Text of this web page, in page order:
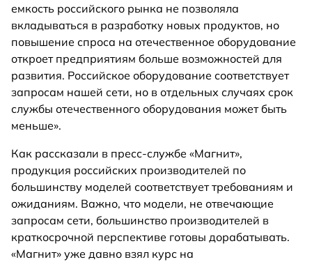
емкость российского рынка не позволяла
вкладываться в разработку новых продуктов, но
повышение спроса на отечественное оборудование
откроет предприятиям больше возможностей для
развития. Российское оборудование соответствует
запросам нашей сети, но в отдельных случаях срок
службы отечественного оборудования может быть
меньше».
Как рассказали в пресс-службе «Магнит»,
продукция российских производителей по
большинству моделей соответствует требованиям и
ожиданиям. Важно, что модели, не отвечающие
запросам сети, большинство производителей в
краткосрочной перспективе готовы дорабатывать.
«Магнит» уже давно взял курс на